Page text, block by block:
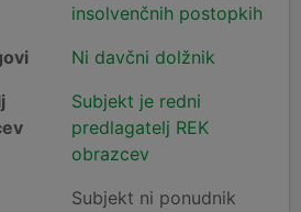
insolvenčnih postopkih
Ni davčni dolžnik
Subjekt je redni
predlagatelj REK
obrazcev
Subjekt ni ponudnik